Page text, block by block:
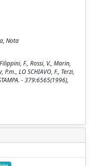
Nota
F., Rossi, V., Marin,
LO SCHIAVO, F., Terzi,
- 379:6565(1996),